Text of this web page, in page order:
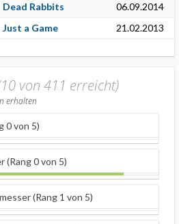
Dead Rabbits
06.09.2014
Just a Game 21.02.2013
von 411 erreicht)
erhalten
0 von 5)
(Rang 0 von 5)
(Rang 1 von 5)